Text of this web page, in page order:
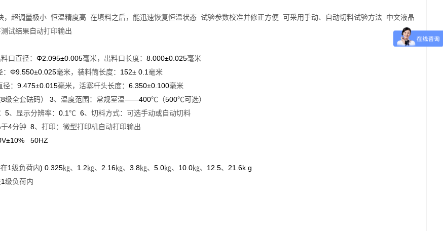
，超调量极小 恒温精度高 在填料之后，能迅速恢复恒温状态 试验参数校准并修正方便 可采用手动、自动切料试验方法
中文液晶
试结果自动打印输出
口直径： Φ2.095±0.005毫米，出料口长度： 8.000±0.025毫米
Φ9.550±0.025毫米，装料筒长度： 152± 0.1毫米
： 9.475±0.015毫米，活塞杆头长度： 6.350±0.100毫米
8级全套砝码） 3、温度范围：常规室温——400℃（500℃可选）
5、显示分辨率： 0.1℃ 6、切料方式：可选手动或自动切料
4分钟 8、打印：微型打印机自动打印输出
50HZ
在1级负荷内) 0.325㎏、 1.2 ㎏、 2.16㎏、 3.8㎏、 5.0㎏、 10.0㎏、 12.5、 21.6k g
1级负荷内